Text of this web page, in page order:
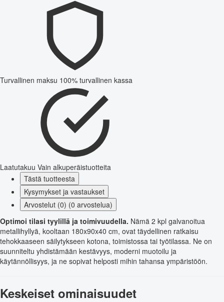
Turvallinen maksu 100% turvallinen kassa
Laatutakuu Vain alkuperäistuotteita
Tästä tuotteesta
Kysymykset ja vastaukset
Arvostelut (0) (0 arvostelua)
Optimoi tilasi tyylillä ja toimivuudella. Nämä 2 kpl galvanoitua
metallihyllyä, kooltaan 180x90x40 cm, ovat täydellinen ratkaisu
tehokkaaseen säilytykseen kotona, toimistossa tai työtilassa. Ne on
suunniteltu yhdistämään kestävyys, moderni muotoilu ja
käytännöllisyys, ja ne sopivat helposti mihin tahansa ympäristöön.
Keskeiset ominaisuudet